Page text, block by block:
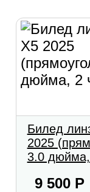
Билед
2025
3.0
9 500 Р